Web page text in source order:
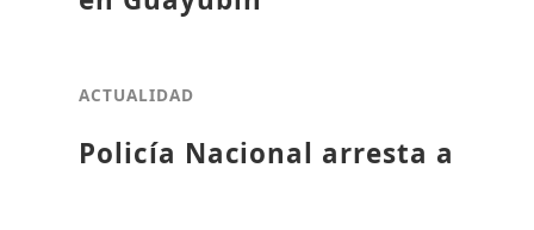
ACTUALIDAD
Policía Nacional arresta a